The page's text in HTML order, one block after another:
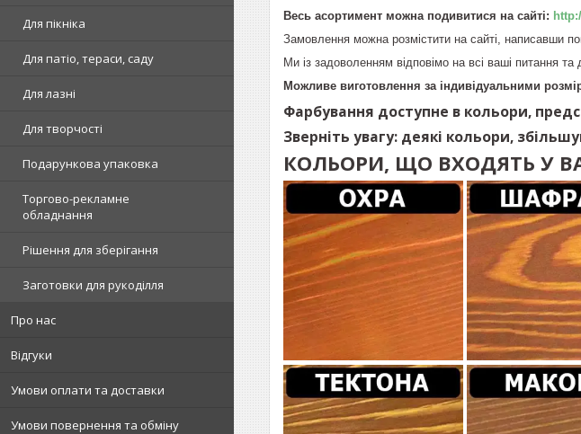
Для пікніка
Для патіо, тераси, саду
Для лазні
Для творчості
Подарункова упаковка
Торгово-рекламне
обладнання
Рішення для зберігання
Заготовки для рукоділля
Про нас
Відгуки
Умови оплати та доставки
Умови повернення та обміну
Весь асортимент можна подивитися на сайті:
Замовлення можна розмістити на сайті, написавши
Ми із задоволенням відповімо на всі ваші питання
Можливе виготовлення за індивідуальними
Фарбування доступне в кольори,
Зверніть увагу: деякі кольори,
КОЛЬОРИ, ЩО ВХОДЯТЬ У